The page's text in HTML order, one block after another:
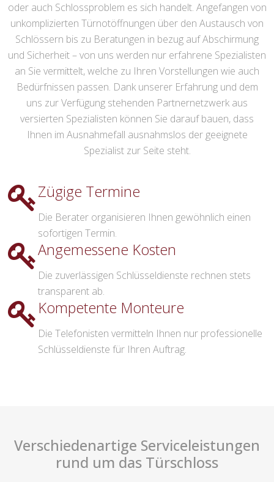
oder auch Schlossproblem es sich handelt. Angefangen von
unkomplizierten Türnotöffnungen über den Austausch von
Schlössern bis zu Beratungen in bezug auf Abschirmung
und Sicherheit – von uns werden nur erfahrene Spezialisten
an Sie vermittelt, welche zu Ihren Vorstellungen wie auch
Bedürfnissen passen. Dank unserer Erfahrung und dem
uns zur Verfügung stehenden Partnernetzwerk aus
versierten Spezialisten können Sie darauf bauen, dass
Ihnen im Ausnahmefall ausnahmslos der geeignete
Spezialist zur Seite steht.
Zügige Termine
Die Berater organisieren Ihnen gewöhnlich einen
sofortigen Termin.
Angemessene Kosten
Die zuverlässigen Schlüsseldienste rechnen stets
transparent ab.
Kompetente Monteure
Die Telefonisten vermitteln Ihnen nur professionelle
Schlüsseldienste für Ihren Auftrag.
Verschiedenartige Serviceleistungen
rund um das Türschloss